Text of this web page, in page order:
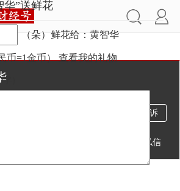
投诉
发私信
华”送鲜花
（朵）鲜花给：黄智华
币=1金币）查看我的礼物
字）